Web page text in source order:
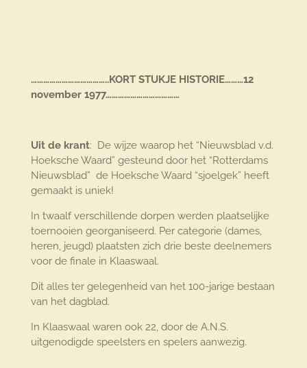
………………………………..KORT STUKJE HISTORIE………12
november 1977………………………………
Uit de krant: De wijze waarop het “Nieuwsblad v.d.
Hoeksche Waard” gesteund door het “Rotterdams
Nieuwsblad” de Hoeksche Waard “sjoelgek” heeft
gemaakt is uniek!
In twaalf verschillende dorpen werden plaatselijke
toernooien georganiseerd. Per categorie (dames,
heren, jeugd) plaatsten zich drie beste deelnemers
voor de finale in Klaaswaal.
Dit alles ter gelegenheid van het 100-jarige bestaan
van het dagblad.
In Klaaswaal waren ook 22, door de A.N.S.
uitgenodigde speelsters en spelers aanwezig.